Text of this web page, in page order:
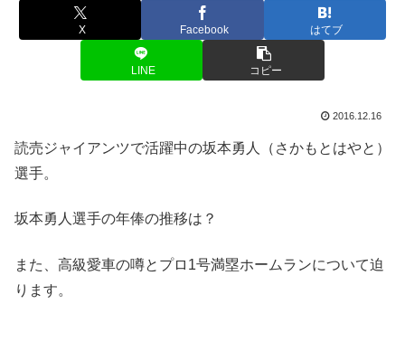
X Facebook はてブ
LINE コピー
2016.12.16
読売ジャイアンツで活躍中の坂本勇人（さかもとはやと）
選手。
坂本勇人選手の年俸の推移は？
また、高級愛車の噂とプロ1号満塁ホームランについて迫
ります。